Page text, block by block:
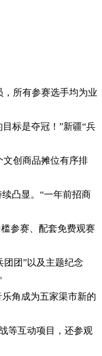
所有参赛选手均为业
标是夺冠！”新疆“兵
创商品摊位有序排
凸显。“一年前招商
参赛、配套免费观赛
团”以及主题纪念
角成为五家渠市新的
等互动项目，还参观